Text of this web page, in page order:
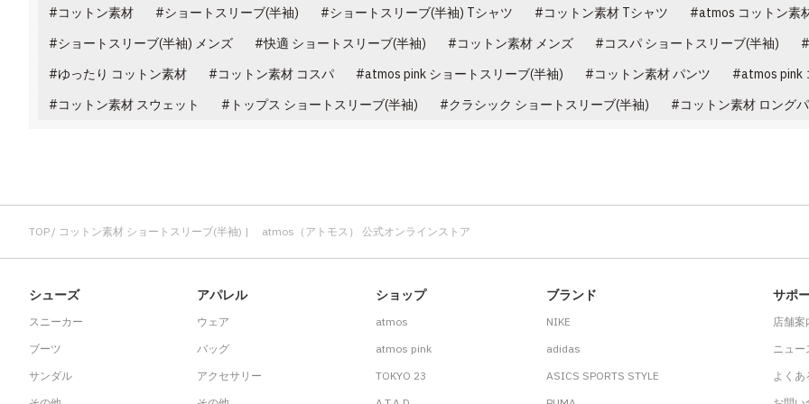
コットン素材 ショートスリーブ(半袖) ショートスリーブ(半袖) Tシャツ コットン素材 Tシャツ
atmos コットン素
ショートスリーブ(半袖) メンズ
快適 ショートスリーブ(半袖) コットン素材 メンズ
コスパ ショートスリーブ(半袖)
ゆったり コットン素材
コットン素材 コスパ atmos pink ショートスリーブ(半袖) コットン素材 パンツ
atmos pink
コットン素材 スウェット
トップス ショートスリーブ(半袖) クラシック ショートスリーブ(半袖) コットン素材 ロング
TOP コットン素材 ショートスリーブ(半袖) | atmos（アトモス） 公式オンラインストア
シューズ
スニーカー
ブーツ
サンダル
アパレル
ウェア
バッグ
アクセサリー
ショップ
atmos
atmos pink
TOKYO 23
ブランド
NIKE
adidas
ASICS SPORTS STYLE
サポ
店舗案
ニュー
よくあ